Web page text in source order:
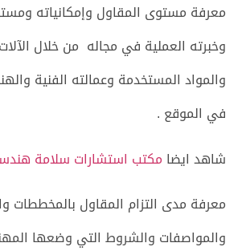
معرفة مستوى المقاول وإمكانياته
وخبرته العملية في مجاله من خلال
والمواد المستخدمة وعمالته الفنية
في الموقع .
شاهد ايضا مكتب استشارات سلامة
معرفة مدى التزام المقاول بالمخططات
والمواصفات والشروط التي وضعها